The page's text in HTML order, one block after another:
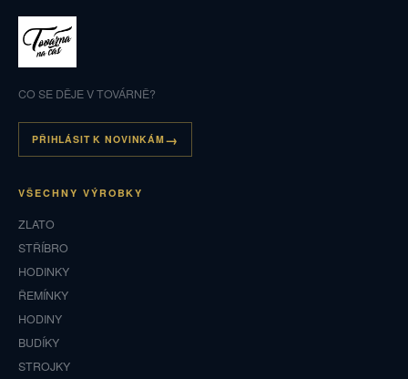
CO SE DĚJE V TOVÁRNĚ?
PŘIHLÁSIT K NOVINKÁM
VŠECHNY VÝROBKY
ZLATO
STŘÍBRO
HODINKY
ŘEMÍNKY
HODINY
BUDÍKY
STROJKY